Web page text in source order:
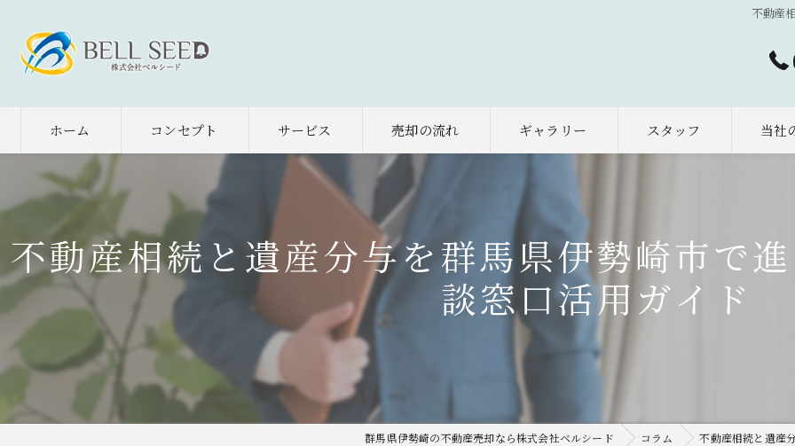
不動産
ホーム コンセプト サービス 売却の流れ ギャラリー スタッフ 当社
相続
不動産相続と遺産分与を群馬県伊勢崎市で
談窓口活用ガイド
群馬県伊勢崎の不動産売却なら株式会社ベルシード コラム 不動産相続と遺産